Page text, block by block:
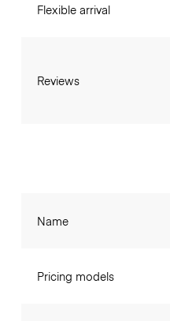
Flexible arrival
Reviews
Name
Pricing models